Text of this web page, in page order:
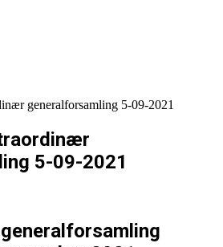
generalforsamling 5-09-2021
5-09-2021